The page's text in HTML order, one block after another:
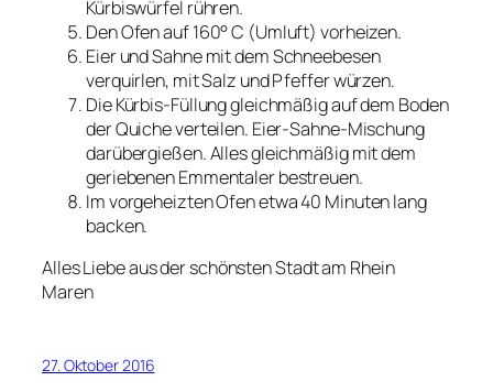
Kürbiswürfel rühren.
Den Ofen auf 160° C (Umluft) vorheizen.
Eier und Sahne mit dem Schneebesen
verquirlen, mit Salz und Pfeffer würzen.
Die Kürbis-Füllung gleichmäßig auf dem Boden
der Quiche verteilen. Eier-Sahne-Mischung
darübergießen. Alles gleichmäßig mit dem
geriebenen Emmentaler bestreuen.
Im vorgeheizten Ofen etwa 40 Minuten lang
backen.
Alles Liebe aus der schönsten Stadt am Rhein
Maren
27. Oktober 2016